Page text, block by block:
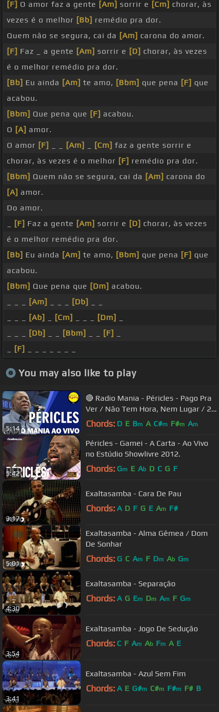
[F] O amor faz a gente [Am] sorrir e [Cm] chorar, às
vezes é o melhor [Bb] remédio pra dor.
Quem não se segura, cai da [Am] carona do amor.
[F] Faz _ a gente [Am] sorrir e [D] chorar, às vezes
é o melhor remédio pra dor.
[Bb] Eu ainda [Am] te amo, [Bbm] que pena [F] que
acabou.
[Bbm] Que pena que [F] acabou.
O [A] amor.
O amor [F] [Am] [Cm] faz a gente sorrir e
chorar, às vezes é o melhor [F] remédio pra dor.
[Bbm] Quem não se segura, cai da [Am] carona do
[A] amor.
Do amor.
[F] Faz a gente [Am] sorrir e [D] chorar, às vezes
é o melhor remédio pra dor.
[Bb] Eu ainda [Am] te amo, [Bbm] que pena [F] que
acabou.
[Bbm] Que pena que [Dm] acabou.
[Am] [Db]
[Ab] [Cm] [Dm]
[Db] [Bbm] [F]
[F]
You may also like to play
5:14
🔴 Radio Mania - Péricles - Pago Pra
Ver / Não Tem Hora, Nem Lugar / 24
Horas de Amor
Chords: D E Bm A C#m F#m Am
5:42
Péricles - Gamei - A Carta - Ao Vivo
no Estúdio Showlivre 2012.
Chords: Gm E Ab D C G F
3:17
Exaltasamba - Cara De Pau
Chords: A D F G E Am F#
5:01
Exaltasamba - Alma Gêmea / Dom
De Sonhar
Chords: G C Am F Dm Ab Gm
4:30
Exaltasamba - Separação
Chords: A G Em Dm Am F Gm
3:54
Exaltasamba - Jogo De Sedução
Chords: C F Am Ab Fm A E
3:41
Exaltasamba - Azul Sem Fim
Chords: A E G#m C#m F#m F# B